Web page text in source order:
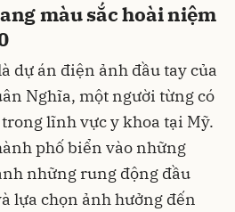
màu sắc hoài niệm
dự án điện ảnh đầu tay của
Nghĩa, một người từng có
lĩnh vực y khoa tại Mỹ.
phố biển vào những
những rung động đầu
lựa chọn ảnh hưởng đến